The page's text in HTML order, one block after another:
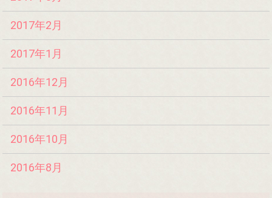
2017年2月
2017年1月
2016年12月
2016年11月
2016年10月
2016年8月